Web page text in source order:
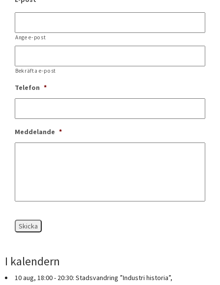
Ange e-post
Bekräfta e-post
Telefon *
Meddelande *
Skicka
I kalendern
10 aug, 18:00 - 20:30: Stadsvandring ”Industri historia”,